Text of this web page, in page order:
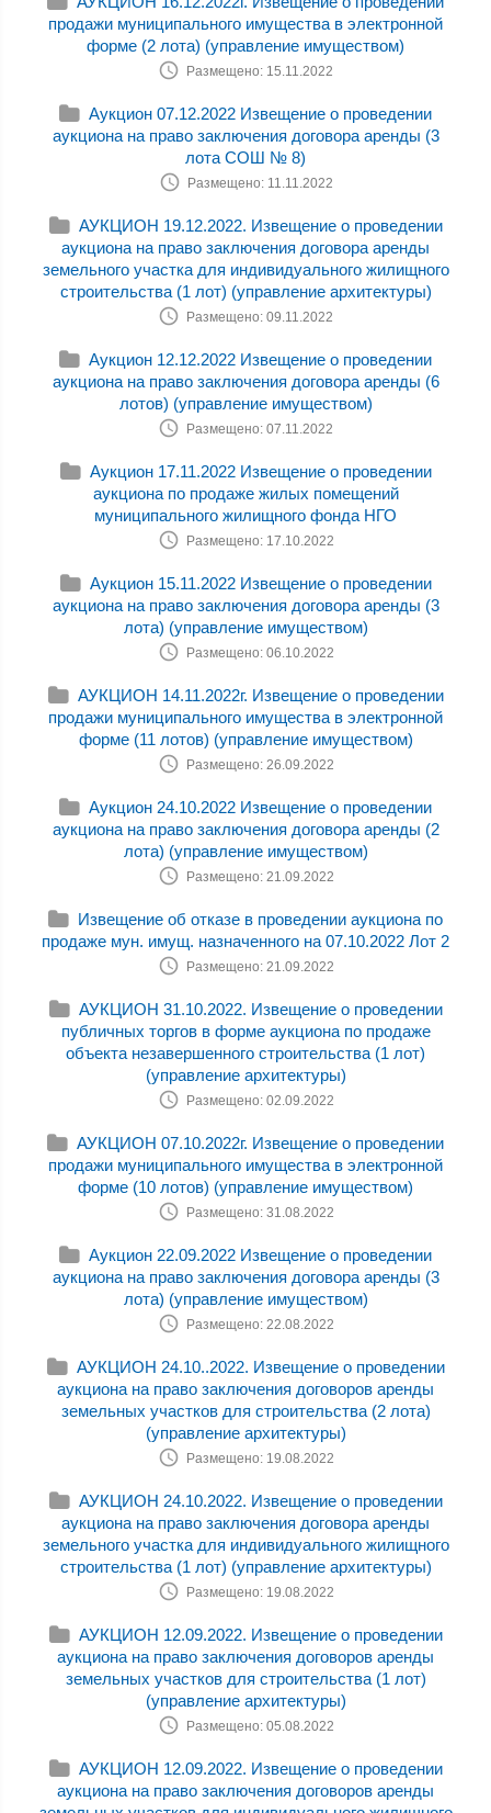
продажи муниципального имущества в электронной
форме (2 лота) (управление имуществом)
Размещено: 15.11.2022
Аукцион 07.12.2022 Извещение о проведении
аукциона на право заключения договора аренды (3
лота СОШ № 8)
Размещено: 11.11.2022
АУКЦИОН 19.12.2022. Извещение о проведении
аукциона на право заключения договора аренды
земельного участка для индивидуального жилищного
строительства (1 лот) (управление архитектуры)
Размещено: 09.11.2022
Аукцион 12.12.2022 Извещение о проведении
аукциона на право заключения договора аренды (6
лотов) (управление имуществом)
Размещено: 07.11.2022
Аукцион 17.11.2022 Извещение о проведении
аукциона по продаже жилых помещений
муниципального жилищного фонда НГО
Размещено: 17.10.2022
Аукцион 15.11.2022 Извещение о проведении
аукциона на право заключения договора аренды (3
лота) (управление имуществом)
Размещено: 06.10.2022
АУКЦИОН 14.11.2022г. Извещение о проведении
продажи муниципального имущества в электронной
форме (11 лотов) (управление имуществом)
Размещено: 26.09.2022
Аукцион 24.10.2022 Извещение о проведении
аукциона на право заключения договора аренды (2
лота) (управление имуществом)
Размещено: 21.09.2022
Извещение об отказе в проведении аукциона по
продаже мун. имущ. назначенного на 07.10.2022 Лот 2
Размещено: 21.09.2022
АУКЦИОН 31.10.2022. Извещение о проведении
публичных торгов в форме аукциона по продаже
объекта незавершенного строительства (1 лот)
(управление архитектуры)
Размещено: 02.09.2022
АУКЦИОН 07.10.2022г. Извещение о проведении
продажи муниципального имущества в электронной
форме (10 лотов) (управление имуществом)
Размещено: 31.08.2022
Аукцион 22.09.2022 Извещение о проведении
аукциона на право заключения договора аренды (3
лота) (управление имуществом)
Размещено: 22.08.2022
АУКЦИОН 24.10..2022. Извещение о проведении
аукциона на право заключения договоров аренды
земельных участков для строительства (2 лота)
(управление архитектуры)
Размещено: 19.08.2022
АУКЦИОН 24.10.2022. Извещение о проведении
аукциона на право заключения договора аренды
земельного участка для индивидуального жилищного
строительства (1 лот) (управление архитектуры)
Размещено: 19.08.2022
АУКЦИОН 12.09.2022. Извещение о проведении
аукциона на право заключения договоров аренды
земельных участков для строительства (1 лот)
(управление архитектуры)
Размещено: 05.08.2022
АУКЦИОН 12.09.2022. Извещение о проведении
аукциона на право заключения договоров аренды